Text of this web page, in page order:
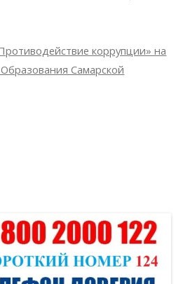
коррупции» на
Самарской